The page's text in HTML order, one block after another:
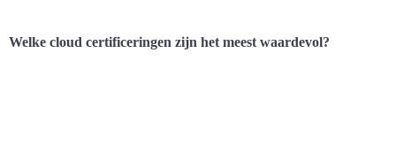
Welke cloud certificeringen zijn het meest waardevol?